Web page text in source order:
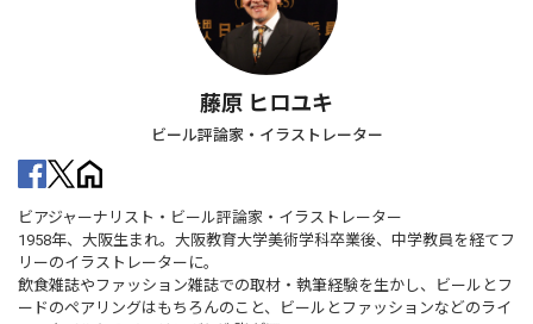
藤原 ヒロユキ
ビール評論家・イラストレーター
ビアジャーナリスト・ビール評論家・イラストレーター
1958年、大阪生まれ。大阪教育大学美術学科卒業後、中学教員を経てフ
リーのイラストレーターに。
飲食雑誌やファッション雑誌での取材・執筆経験を生かし、ビールとフ
ードのペアリングはもちろんのこと、ビールとファッションなどのライ